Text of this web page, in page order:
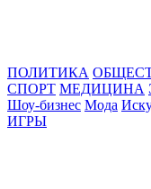
ПОЛИТИКА
СПОРТ МЕДИЦИНА
Шоу-бизнес Мода
ИГРЫ